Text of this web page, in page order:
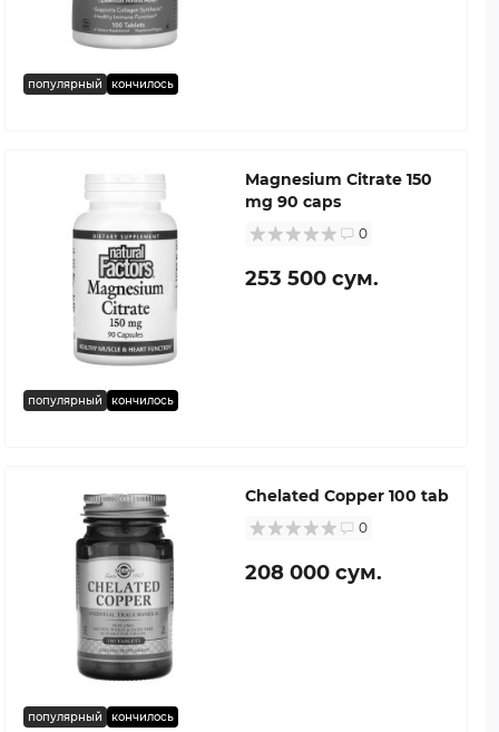
популярный кончилось
популярный кончилось
Magnesium Citrate 150
mg 90 caps
0
253 500 сум.
популярный кончилось
Chelated Copper 100 tab
0
208 000 сум.